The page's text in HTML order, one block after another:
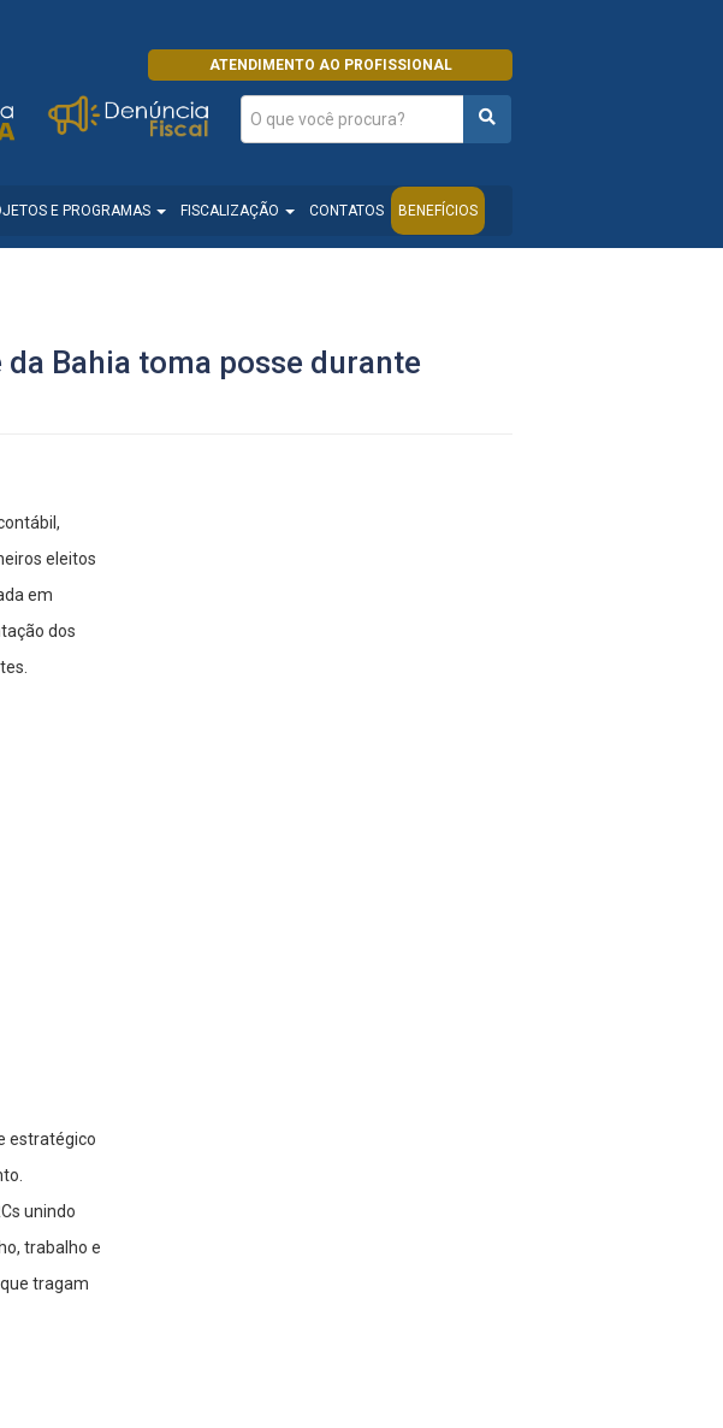
ATENDIMENTO AO PROFISSIONAL
E PROGRAMAS FISCALIZAÇÃO CONTATOS BENEFÍCIOS
Bahia toma posse durante
eleitos
em
dos
estratégico
unindo
trabalho e
tragam